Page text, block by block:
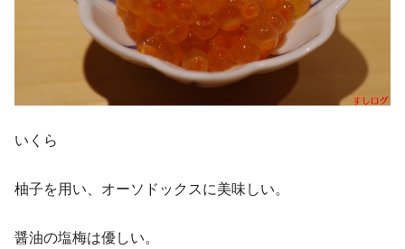
いくら
柚子を用い、オーソドックスに美味しい。
醤油の塩梅は優しい。